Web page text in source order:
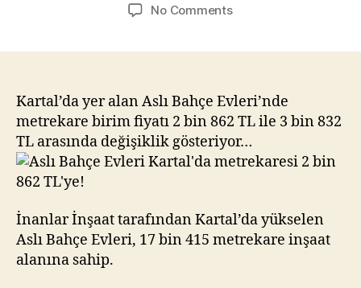
No Commentson
metrekaresi
2
862
TL’ye!
Kartal’da yer alan Aslı Bahçe Evleri’nde
metrekare birim fiyatı 2 bin 862 TL ile 3 bin 832
TL arasında değişiklik gösteriyor…
İnanlar İnşaat tarafından Kartal’da yükselen
Aslı Bahçe Evleri, 17 bin 415 metrekare inşaat
alanına sahip.